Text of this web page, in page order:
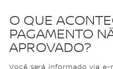
O QUE
PAGAMENTO
APROVADO?
Você será informado via